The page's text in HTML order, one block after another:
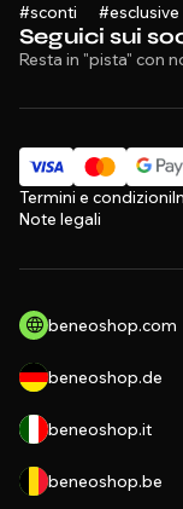
Seguici sui
Resta in "pista" con
#sconti
Termini e condizioni
Note legali
beneoshop.com
beneoshop.de
beneoshop.it
beneoshop.be